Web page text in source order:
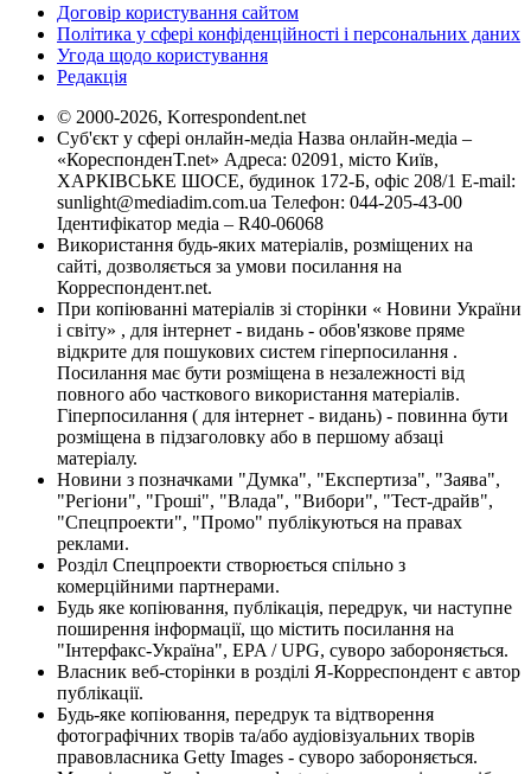
Договір користування сайтом
Політика у сфері конфіденційності і персональних даних
Угода щодо користування
Редакція
© 2000-2026, Korrespondent.net
Суб'єкт у сфері онлайн-медіа Назва онлайн-медіа –
«КореспонденТ.net» Адреса: 02091, місто Київ,
ХАРКІВСЬКЕ ШОСЕ, будинок 172-Б, офіс 208/1 E-mail:
sunlight@mediadim.com.ua Телефон: 044-205-43-00
Ідентифікатор медіа – R40-06068
Використання будь-яких матеріалів, розміщених на
сайті, дозволяється за умови посилання на
Корреспондент.net.
При копіюванні матеріалів зі сторінки « Новини України
і світу» , для інтернет - видань - обов'язкове пряме
відкрите для пошукових систем гіперпосилання .
Посилання має бути розміщена в незалежності від
повного або часткового використання матеріалів.
Гіперпосилання ( для інтернет - видань) - повинна бути
розміщена в підзаголовку або в першому абзаці
матеріалу.
Новини з позначками "Думка", "Експертиза", "Заява",
"Регіони", "Гроші", "Влада", "Вибори", "Тест-драйв",
"Спецпроекти", "Промо" публікуються на правах
реклами.
Розділ Спецпроекти створюється спільно з
комерційними партнерами.
Будь яке копіювання, публікація, передрук, чи наступне
поширення інформації, що містить посилання на
"Інтерфакс-Україна", EPA / UPG, суворо забороняється.
Власник веб-сторінки в розділі Я-Корреспондент є автор
публікації.
Будь-яке копіювання, передрук та відтворення
фотографічних творів та/або аудіовізуальних творів
правовласника Getty Images - суворо забороняється.